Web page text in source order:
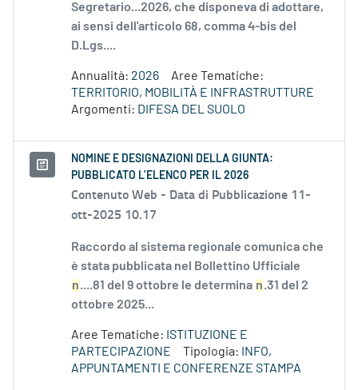
Segretario...2026, che disponeva di adottare,
ai sensi dell'articolo 68, comma 4-bis del
D.Lgs....
Annualità: 2026
Aree Tematiche:
TERRITORIO, MOBILITÀ E INFRASTRUTTURE
Argomenti: DIFESA DEL SUOLO
NOMINE E DESIGNAZIONI DELLA GIUNTA:
PUBBLICATO L’ELENCO PER IL 2026
Contenuto Web - Data di Pubblicazione 11-
ott-2025 10.17
Raccordo al sistema regionale comunica che
è stata pubblicata nel Bollettino Ufficiale
n....81 del 9 ottobre le determina n.31 del 2
ottobre 2025...
Aree Tematiche: ISTITUZIONE E
PARTECIPAZIONE
Tipologia:
INFO,
APPUNTAMENTI E CONFERENZE STAMPA